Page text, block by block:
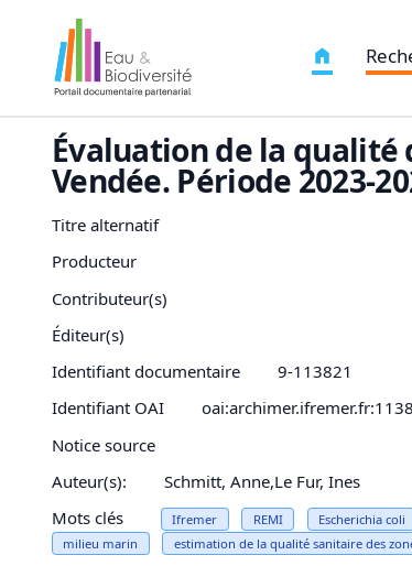
Évaluation de la qualité
Vendée. Période 2023-
Titre alternatif
Producteur
Contributeur(s)
Éditeur(s)
Identifiant documentaire
9-113821
Identifiant OAI
Notice source
Auteur(s):
Schmitt, Anne,Le Fur, Ines
Mots clés
Ifremer REMI Escherichia coli
milieu marin
estimation de la qualité sanitaire des